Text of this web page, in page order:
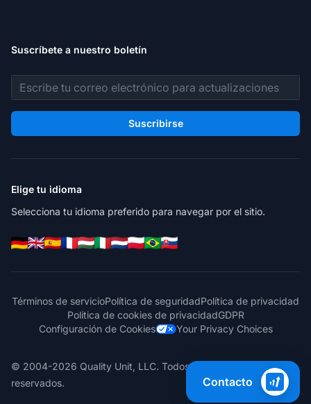
Suscríbete a nuestro boletín
Dirección de correo electrónico
Suscribirse
Elige tu idioma
Selecciona tu idioma preferido para navegar por el sitio.
Términos de servicioPolítica de seguridadPolítica de privacidad
Política de cookies de privacidadGDPR
Configuración de Cookies
Your Privacy Choices
© 2004-2026 Quality Unit, LLC. Todos los derechos
reservados.
Contacto